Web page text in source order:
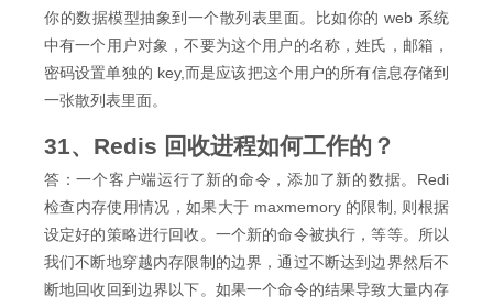
你的数据模型抽象到一个散列表里面。比如你的 web 系统
中有一个用户对象，不要为这个用户的名称，姓氏，邮箱，
密码设置单独的 key,而是应该把这个用户的所有信息存储到
一张散列表里面。
31、Redis 回收进程如何工作的？
答：一个客户端运行了新的命令，添加了新的数据。Redi
检查内存使用情况，如果大于 maxmemory 的限制, 则根据
设定好的策略进行回收。一个新的命令被执行，等等。所以
我们不断地穿越内存限制的边界，通过不断达到边界然后不
断地回收回到边界以下。如果一个命令的结果导致大量内存